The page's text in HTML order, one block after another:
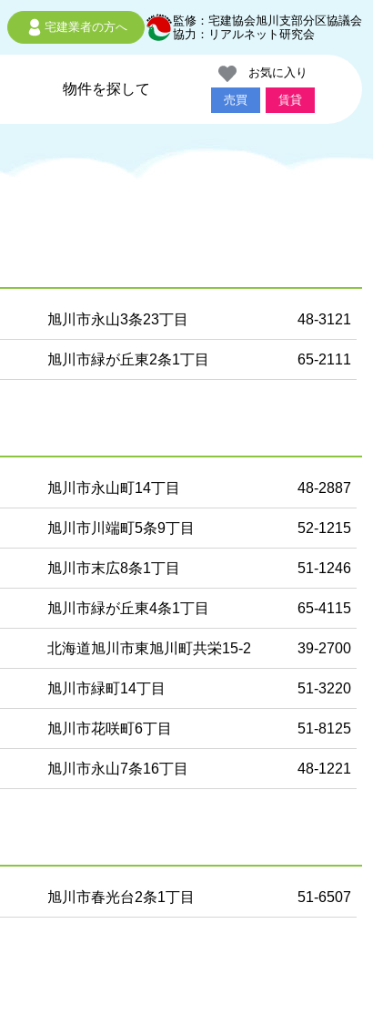
宅建業者の方へ
監修：宅建協会旭川支部分区協議会
協力：リアルネット研究会
物件を探して
お気に入り
売買
賃貸
旭川市永山3条23丁目 48-3121
旭川市緑が丘東2条1丁目 65-2111
旭川市永山町14丁目 48-2887
旭川市川端町5条9丁目 52-1215
旭川市末広8条1丁目 51-1246
旭川市緑が丘東4条1丁目 65-4115
北海道旭川市東旭川町共栄15-2 39-2700
旭川市緑町14丁目 51-3220
旭川市花咲町6丁目 51-8125
旭川市永山7条16丁目 48-1221
旭川市春光台2条1丁目 51-6507